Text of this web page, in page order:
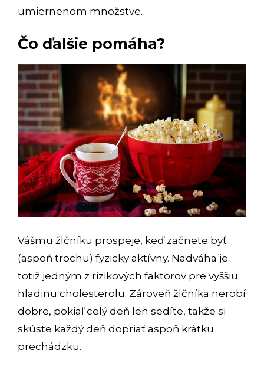
umiernenom množstve.
Čo ďalšie pomáha?
Vášmu žlčníku prospeje, keď začnete byť
(aspoň trochu) fyzicky aktívny. Nadváha je
totiž jedným z rizikových faktorov pre vyššiu
hladinu cholesterolu. Zároveň žlčníka nerobí
dobre, pokiaľ celý deň len sedíte, takže si
skúste každý deň dopriať aspoň krátku
prechádzku.